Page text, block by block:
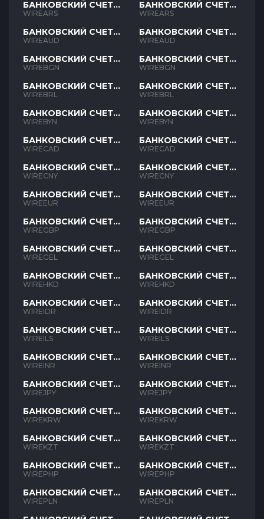
БАНКОВСКИЙ СЧЕТ
ARS
WIREARS
БАНКОВСКИЙ СЧЕТ
AUD
WIREAUD
БАНКОВСКИЙ СЧЕТ
BGN
WIREBGN
БАНКОВСКИЙ СЧЕТ
BRL
WIREBRL
БАНКОВСКИЙ СЧЕТ
BYN
WIREBYN
БАНКОВСКИЙ СЧЕТ
CAD
WIRECAD
БАНКОВСКИЙ СЧЕТ
CNY
WIRECNY
БАНКОВСКИЙ СЧЕТ
EUR
WIREEUR
БАНКОВСКИЙ СЧЕТ
GBP
WIREGBP
БАНКОВСКИЙ СЧЕТ
GEL
WIREGEL
БАНКОВСКИЙ СЧЕТ
HKD
WIREHKD
БАНКОВСКИЙ СЧЕТ
IDR
WIREIDR
БАНКОВСКИЙ СЧЕТ
ILS
WIREILS
БАНКОВСКИЙ СЧЕТ
INR
WIREINR
БАНКОВСКИЙ СЧЕТ
JPY
WIREJPY
БАНКОВСКИЙ СЧЕТ
KRW
WIREKRW
БАНКОВСКИЙ СЧЕТ
KZT
WIREKZT
БАНКОВСКИЙ СЧЕТ
PHP
WIREPHP
БАНКОВСКИЙ СЧЕТ
PLN
WIREPLN
БАНКОВСКИЙ СЧЕТ
ARS
WIREARS
БАНКОВСКИЙ СЧЕТ
AUD
WIREAUD
БАНКОВСКИЙ СЧЕТ
BGN
WIREBGN
БАНКОВСКИЙ СЧЕТ
BRL
WIREBRL
БАНКОВСКИЙ СЧЕТ
BYN
WIREBYN
БАНКОВСКИЙ СЧЕТ
CAD
WIRECAD
БАНКОВСКИЙ СЧЕТ
CNY
WIRECNY
БАНКОВСКИЙ СЧЕТ
EUR
WIREEUR
БАНКОВСКИЙ СЧЕТ
GBP
WIREGBP
БАНКОВСКИЙ СЧЕТ
GEL
WIREGEL
БАНКОВСКИЙ СЧЕТ
HKD
WIREHKD
БАНКОВСКИЙ СЧЕТ
IDR
WIREIDR
БАНКОВСКИЙ СЧЕТ
ILS
WIREILS
БАНКОВСКИЙ СЧЕТ
INR
WIREINR
БАНКОВСКИЙ СЧЕТ
JPY
WIREJPY
БАНКОВСКИЙ СЧЕТ
KRW
WIREKRW
БАНКОВСКИЙ СЧЕТ
KZT
WIREKZT
БАНКОВСКИЙ СЧЕТ
PHP
WIREPHP
БАНКОВСКИЙ СЧЕТ
PLN
WIREPLN